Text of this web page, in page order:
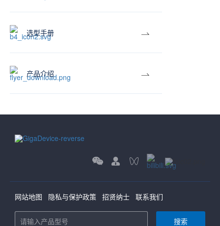
选型手册
产品介绍
网站地图 隐私与保护政策 招贤纳士 联系我们
搜索